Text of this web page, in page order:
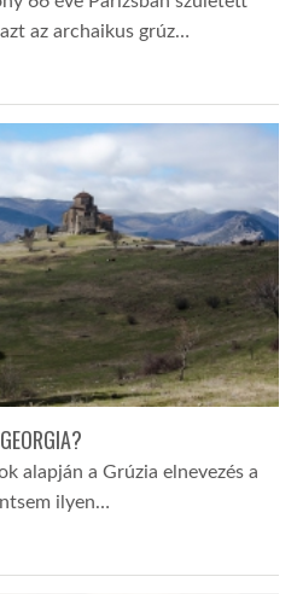
az archaikus grúz…
alapján a Grúzia elnevezés a
ilyen…